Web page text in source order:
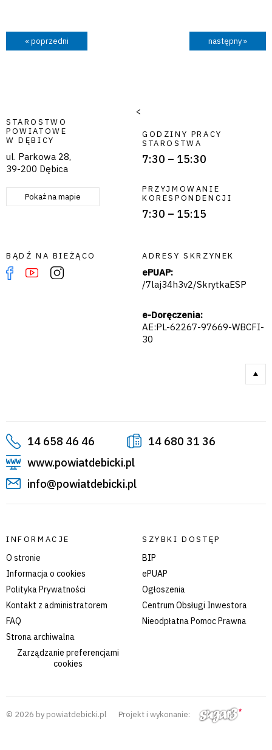
« poprzedni następny »
STAROSTWO
POWIATOWE
W DĘBICY
ul. Parkowa 28,
39-200 Dębica
Pokaż na mapie
<
GODZINY PRACY
STAROSTWA
7:30 – 15:30
PRZYJMOWANIE
KORESPONDENCJI
7:30 – 15:15
BĄDŹ NA BIEŻĄCO ADRESY SKRZYNEK
ePUAP:
/7laj34h3v2/SkrytkaESP
e-Doręczenia:
AE:PL-62267-97669-WBCFI-
30
14 658 46 46
14 680 31 36
www.powiatdebicki.pl
info@powiatdebicki.pl
INFORMACJE
O stronie
Informacja o cookies
Polityka Prywatności
Kontakt z administratorem
FAQ
Strona archiwalna
Zarządzanie preferencjami
cookies
SZYBKI DOSTĘP
BIP
ePUAP
Ogłoszenia
Centrum Obsługi Inwestora
Nieodpłatna Pomoc Prawna
© 2026 by powiatdebicki.pl Projekt i wykonanie: